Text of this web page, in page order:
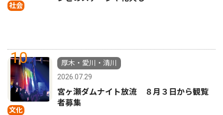
社会
10
文化
厚木・愛川・清川
2026.07.29
宮ヶ瀬ダムナイト放流 ８月３日から観覧
者募集